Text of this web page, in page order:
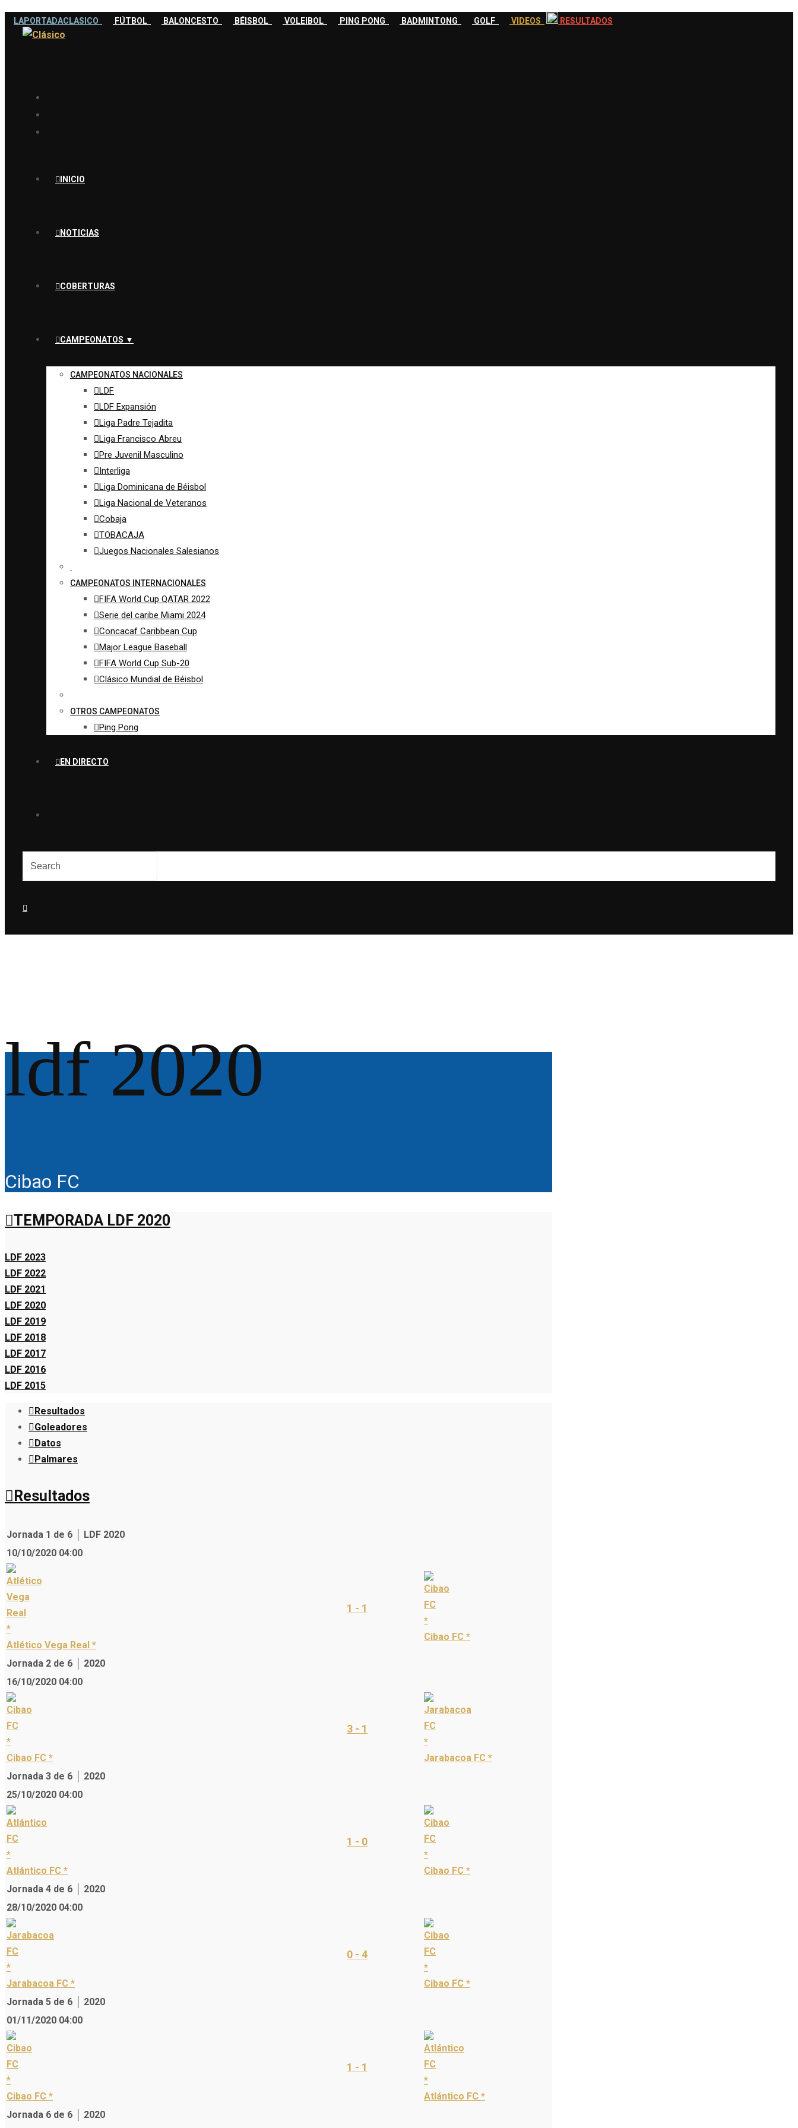
LAPORTADACLASICO FÚTBOL BALONCESTO BÉISBOL VOLEIBOL PING PONG BADMINTONG GOLF VIDEOS RESULTADOS
INICIO
NOTICIAS
COBERTURAS
CAMPEONATOS ▼
CAMPEONATOS NACIONALES
LDF
LDF Expansión
Liga Padre Tejadita
Liga Francisco Abreu
Pre Juvenil Masculino
Interliga
Liga Dominicana de Béisbol
Liga Nacional de Veteranos
Cobaja
TOBACAJA
Juegos Nacionales Salesianos
CAMPEONATOS INTERNACIONALES
FIFA World Cup QATAR 2022
Serie del caribe Miami 2024
Concacaf Caribbean Cup
Major League Baseball
FIFA World Cup Sub-20
Clásico Mundial de Béisbol
OTROS CAMPEONATOS
Ping Pong
EN DIRECTO
ldf 2020
Cibao FC
TEMPORADA LDF 2020
LDF 2023
LDF 2022
LDF 2021
LDF 2020
LDF 2019
LDF 2018
LDF 2017
LDF 2016
LDF 2015
Resultados
Goleadores
Datos
Palmares
Resultados
Jornada 1 de 6 │ LDF 2020
10/10/2020 04:00
Atlético Vega Real *
1 - 1
Cibao FC *
Jornada 2 de 6 │ 2020
16/10/2020 04:00
Cibao FC *
3 - 1
Jarabacoa FC *
Jornada 3 de 6 │ 2020
25/10/2020 04:00
Atlántico FC *
1 - 0
Cibao FC *
Jornada 4 de 6 │ 2020
28/10/2020 04:00
Jarabacoa FC *
0 - 4
Cibao FC *
Jornada 5 de 6 │ 2020
01/11/2020 04:00
Cibao FC *
1 - 1
Atlántico FC *
Jornada 6 de 6 │ 2020